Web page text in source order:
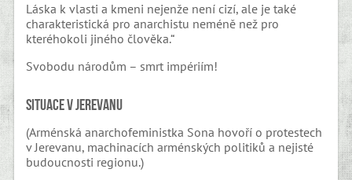
Láska k vlasti a kmeni nejenže není cizí, ale je také
charakteristická pro anarchistu neméně než pro
kteréhokoli jiného člověka.“
Svobodu národům – smrt impériím!
Situace v Jerevanu
(Arménská anarchofeministka Sona hovoří o protestech
v Jerevanu, machinacích arménských politiků a nejisté
budoucnosti regionu.)